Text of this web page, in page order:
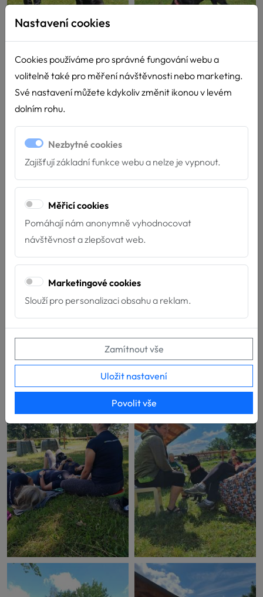
Nastavení cookies
Cookies používáme pro správné fungování webu a
volitelně také pro měření návštěvnosti nebo marketing.
Své nastavení můžete kdykoliv změnit ikonou v levém
dolním rohu.
Nezbytné cookies
Zajišťují základní funkce webu a nelze je vypnout.
Měřicí cookies
Pomáhají nám anonymně vyhodnocovat
návštěvnost a zlepšovat web.
Marketingové cookies
Slouží pro personalizaci obsahu a reklam.
Zamítnout vše
Uložit nastavení
Povolit vše